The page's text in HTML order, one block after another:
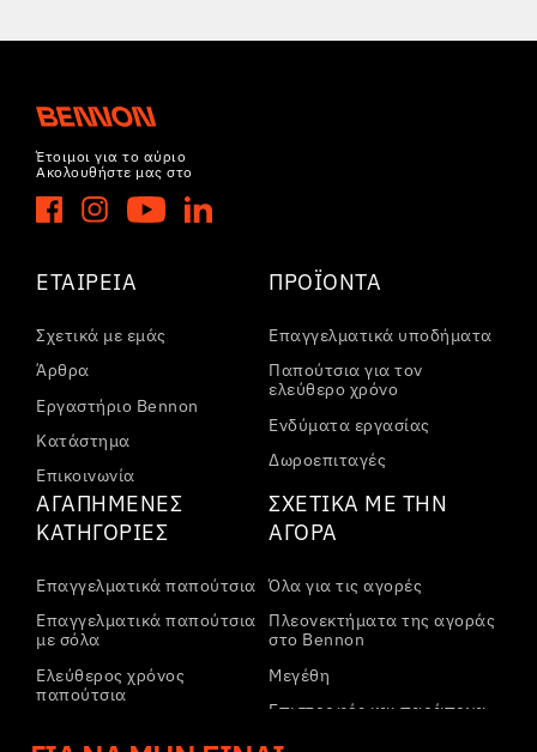
Έτοιμοι για το αύριο
Ακολουθήστε μας στο
ΕΤΑΙΡΕΊΑ
Σχετικά με εμάς
Άρθρα
Εργαστήριο Bennon
Κατάστημα
Επικοινωνία
ΠΡΟΪΌΝΤΑ
Επαγγελματικά υποδήματα
Παπούτσια για τον
ελεύθερο χρόνο
Ενδύματα εργασίας
Δωροεπιταγές
ΑΓΑΠΗΜΈΝΕΣ
ΚΑΤΗΓΟΡΊΕΣ
Επαγγελματικά παπούτσια
Επαγγελματικά παπούτσια
με σόλα
Ελεύθερος χρόνος
παπούτσια
ΣΧΕΤΙΚΆ ΜΕ ΤΗΝ
ΑΓΟΡΆ
Όλα για τις αγορές
Πλεονεκτήματα της αγοράς
στο Bennon
Μεγέθη
Επιστροφές και παράπονα
Μεταφορά και πληρωμή